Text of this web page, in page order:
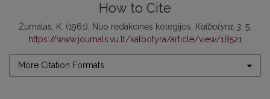
How to Cite
Žurnalas, K. (1961). Nuo redakcinės kolegijos. Kalbotyra 3 , 5.
https://www.journals.vu.lt/kalbotyra/article/view/18521
More Citation Formats